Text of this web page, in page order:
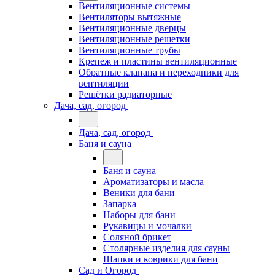
Вентиляционные системы
Вентиляторы вытяжные
Вентиляционные дверцы
Вентиляционные решетки
Вентиляционные трубы
Крепеж и пластины вентиляционные
Обратные клапана и переходники для
вентиляции
Решётки радиаторные
Дача, сад, огород
Дача, сад, огород
Баня и сауна
Баня и сауна
Ароматизаторы и масла
Веники для бани
Запарка
Наборы для бани
Рукавицы и мочалки
Соляной брикет
Столярные изделия для сауны
Шапки и коврики для бани
Сад и Огород